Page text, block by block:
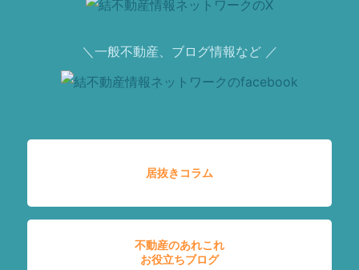
＼一般不動産、ブログ情報など ／
居抜きコラム
不動産のあれこれ
お役立ちブログ